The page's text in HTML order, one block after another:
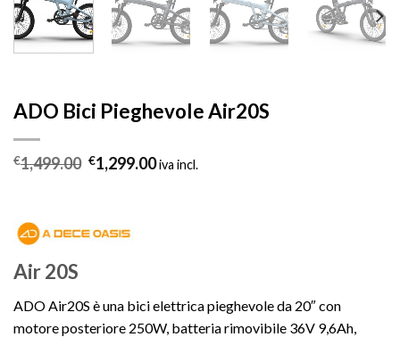
ADO Bici Pieghevole Air20S
€1,499.00 Il
prezzo
€1,499.00.
€1,299.00Iliva incl.
Air 20S
ADO Air20S è una bici elettrica pieghevole da 20″ con
motore posteriore 250W, batteria rimovibile 36V 9,6Ah,